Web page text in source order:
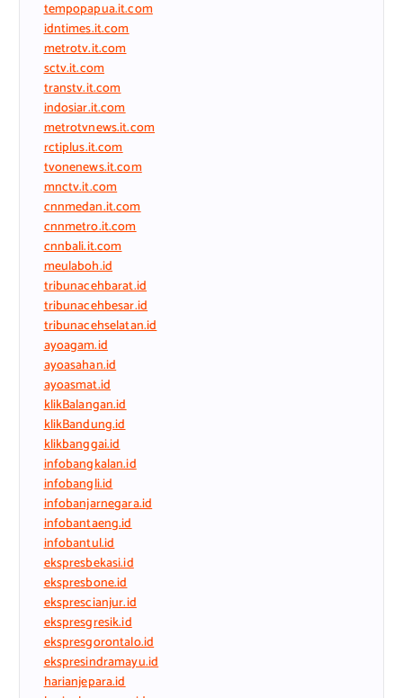
tempopapua.it.com
idntimes.it.com
metrotv.it.com
sctv.it.com
transtv.it.com
indosiar.it.com
metrotvnews.it.com
rctiplus.it.com
tvonenews.it.com
mnctv.it.com
cnnmedan.it.com
cnnmetro.it.com
cnnbali.it.com
meulaboh.id
tribunacehbarat.id
tribunacehbesar.id
tribunacehselatan.id
ayoagam.id
ayoasahan.id
ayoasmat.id
klikBalangan.id
klikBandung.id
klikbanggai.id
infobangkalan.id
infobangli.id
infobanjarnegara.id
infobantaeng.id
infobantul.id
ekspresbekasi.id
ekspresbone.id
eksprescianjur.id
ekspresgresik.id
ekspresgorontalo.id
ekspresindramayu.id
harianjepara.id